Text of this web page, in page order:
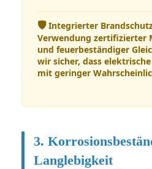
🛡️Integrierter
Verwendung zertifizierter
und feuerbeständiger
wir sicher, dass
mit geringer
3.
Langlebigkeit